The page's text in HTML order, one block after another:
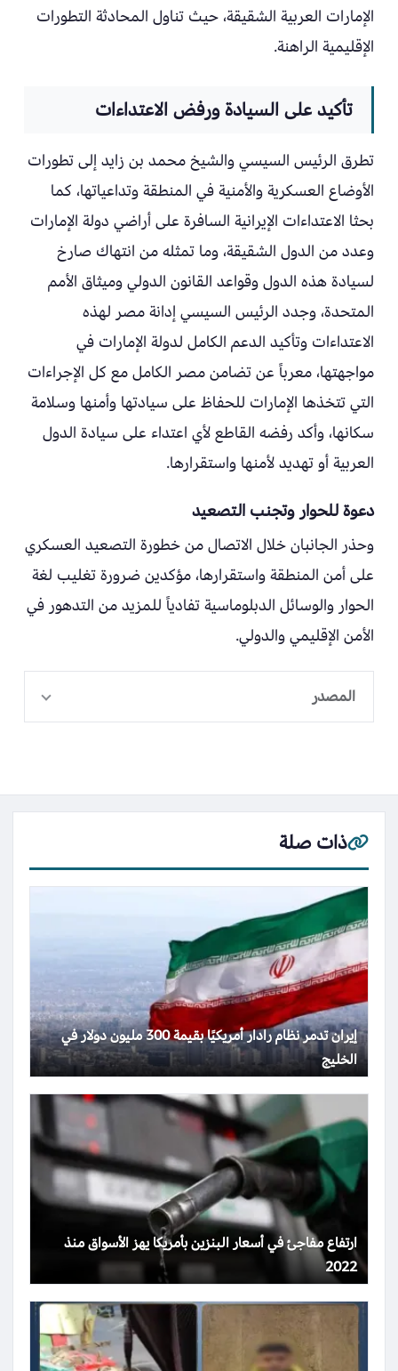
الإمارات العربية الشقيقة، حيث تناول المحادثة التطورات
الإقليمية الراهنة.
تأكيد على السيادة ورفض الاعتداءات
تطرق الرئيس السيسي والشيخ محمد بن زايد إلى تطورات
الأوضاع العسكرية والأمنية في المنطقة وتداعياتها، كما
بحثا الاعتداءات الإيرانية السافرة على أراضي دولة الإمارات
وعدد من الدول الشقيقة، وما تمثله من انتهاك صارخ
لسيادة هذه الدول وقواعد القانون الدولي وميثاق الأمم
المتحدة، وجدد الرئيس السيسي إدانة مصر لهذه
الاعتداءات وتأكيد الدعم الكامل لدولة الإمارات في
مواجهتها، معرباً عن تضامن مصر الكامل مع كل الإجراءات
التي تتخذها الإمارات للحفاظ على سيادتها وأمنها وسلامة
سكانها، وأكد رفضه القاطع لأي اعتداء على سيادة الدول
العربية أو تهديد لأمنها واستقرارها.
دعوة للحوار وتجنب التصعيد
وحذر الجانبان خلال الاتصال من خطورة التصعيد العسكري
على أمن المنطقة واستقرارها، مؤكدين ضرورة تغليب لغة
الحوار والوسائل الدبلوماسية تفادياً للمزيد من التدهور في
الأمن الإقليمي والدولي.
المصدر
ذات صلة
إيران تدمر نظام رادار أمريكيًا بقيمة 300 مليون دولار في
الخليج
ارتفاع مفاجئ في أسعار البنزين بأمريكا يهز الأسواق منذ
2022